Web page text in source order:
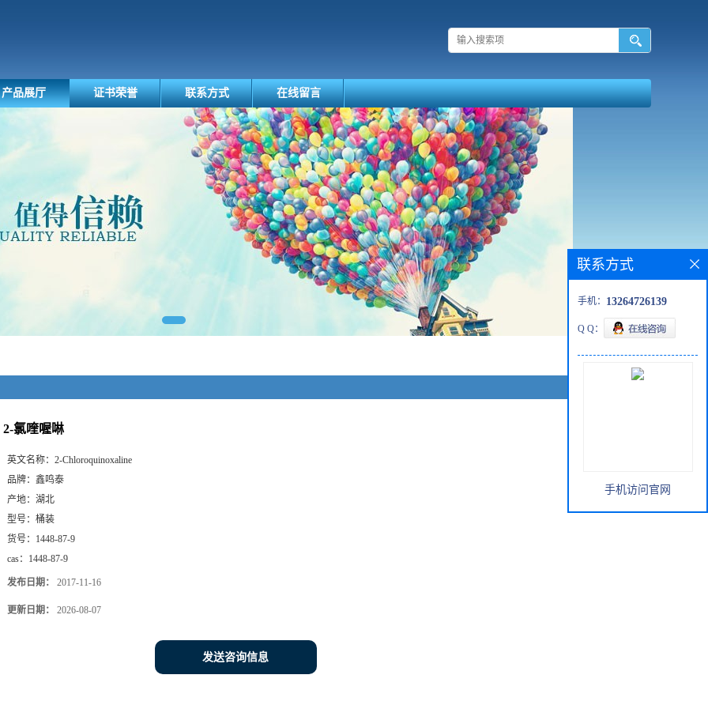
产品展厅 证书荣誉 联系方式 在线留言
2-氯喹喔啉
英文名称： 2-Chloroquinoxaline
品牌： 鑫鸣泰
产地： 湖北
型号： 桶装
货号： 1448-87-9
cas： 1448-87-9
发布日期： 2017-11-16
更新日期： 2026-08-07
发送咨询信息
联系方式
手机： 13264726139
Q Q：
手机访问官网